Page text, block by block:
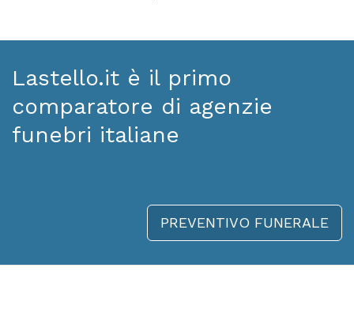
Lastello.it è il primo
comparatore di agenzie
funebri italiane
PREVENTIVO FUNERALE